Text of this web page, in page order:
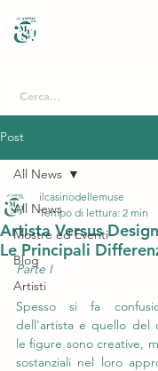
Post
All News
Mostre ed Eventi
Blog
Artisti
All News
Artista Versus
Le Principali
ilcasinodellemuse
Tempo di lettura: 2 min
Parte I
Spesso si fa
dell'artista e quello del
le figure sono creative,
sostanziali nel loro